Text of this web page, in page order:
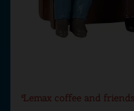
Lemax coffee and